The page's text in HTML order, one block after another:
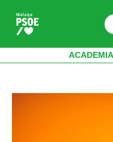
contenido